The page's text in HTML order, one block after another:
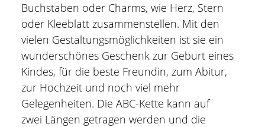
Buchstaben oder Charms, wie Herz, Stern
oder Kleeblatt zusammenstellen. Mit den
vielen Gestaltungsmöglichkeiten ist sie ein
wunderschönes Geschenk zur Geburt eines
Kindes, für die beste Freundin, zum Abitur,
zur Hochzeit und noch viel mehr
Gelegenheiten. Die ABC-Kette kann auf
zwei Längen getragen werden und die